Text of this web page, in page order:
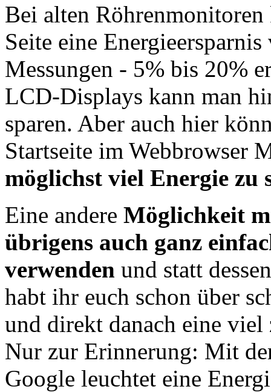
Bei alten
Seite eine
Messungen - 5% bis 20%
LCD-Displays kann man
sparen. Aber auch hier
Startseite im Webbrowser
möglichst viel Energie zu
Eine andere Möglichkeit
übrigens auch ganz
verwenden und statt
habt ihr euch schon über
und direkt danach eine viel
Nur zur Erinnerung: Mit
Google leuchtet eine